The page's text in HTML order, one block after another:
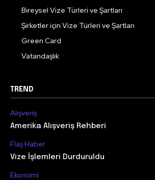
Bireysel Vize Türleri ve Şartları
Şirketler için Vize Türleri ve Şartları
Green Card
Vatandaşlık
TREND
Alışveriş
Amerika Alışveriş Rehberi
Flaş Haber
Vize İşlemleri Durduruldu
Ekonomi